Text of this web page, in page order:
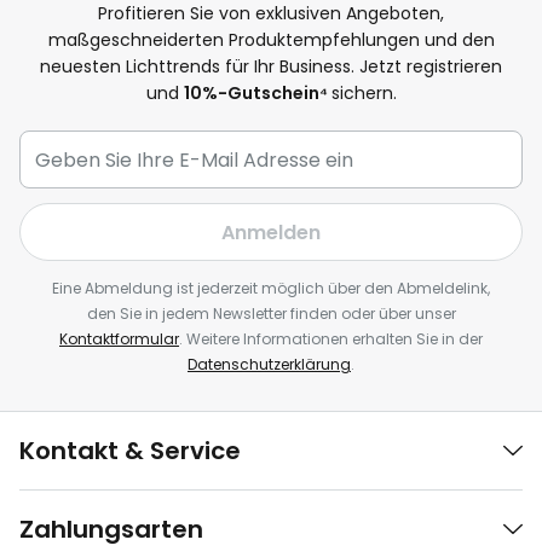
Profitieren Sie von exklusiven Angeboten,
maßgeschneiderten Produktempfehlungen und den
neuesten Lichttrends für Ihr Business. Jetzt registrieren
und 10%-Gutschein⁴ sichern.
Anmelden
Eine Abmeldung ist jederzeit möglich über den Abmeldelink,
den Sie in jedem Newsletter finden oder über unser
Kontaktformular. Weitere Informationen erhalten Sie in der
Datenschutzerklärung.
Kontakt & Service
Zahlungsarten